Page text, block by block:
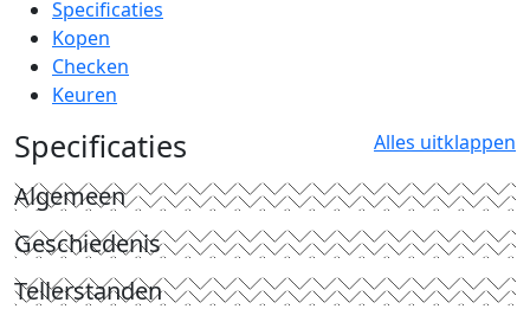
Specificaties
Kopen
Checken
Keuren
Specificaties Alles uitklappen
Algemeen
Geschiedenis
Tellerstanden